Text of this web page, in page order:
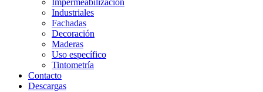
Impermeabilización
Industriales
Fachadas
Decoración
Maderas
Uso específico
Tintometría
Contacto
Descargas